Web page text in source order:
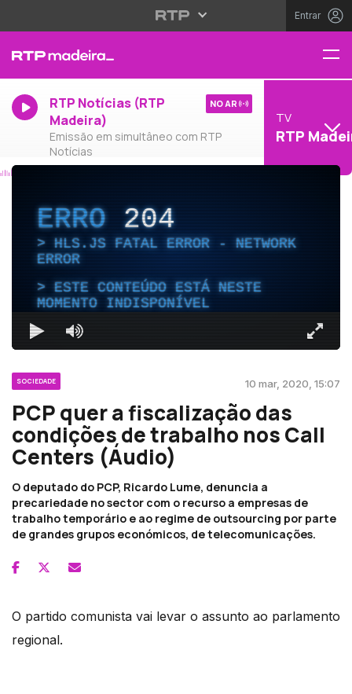
Entrar
RTP Notícias (RTP
Madeira)
Emissão em simultâneo com RTP
Notícias
NO AR
TV
RTP
ERRO204
HLS.JS FATAL ERROR - NETWORK
ERROR
ESTE CONTEÚDO ESTÁ NESTE
MOMENTO INDISPONÍVEL
SOCIEDADE 10 mar, 2020, 15:07
PCP quer a fiscalização das
condições de trabalho nos Call
Centers (Áudio)
O deputado do PCP, Ricardo Lume, denuncia a
precariedade no sector com o recurso a empresas de
trabalho temporário e ao regime de outsourcing por parte
de grandes grupos económicos, de telecomunicações.
O partido comunista vai levar o assunto ao parlamento
regional.